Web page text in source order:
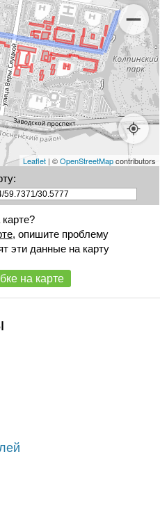
Leaflet| ©OpenStreetMapcontributors
, опишите проблему
эти данные на карту
на карте